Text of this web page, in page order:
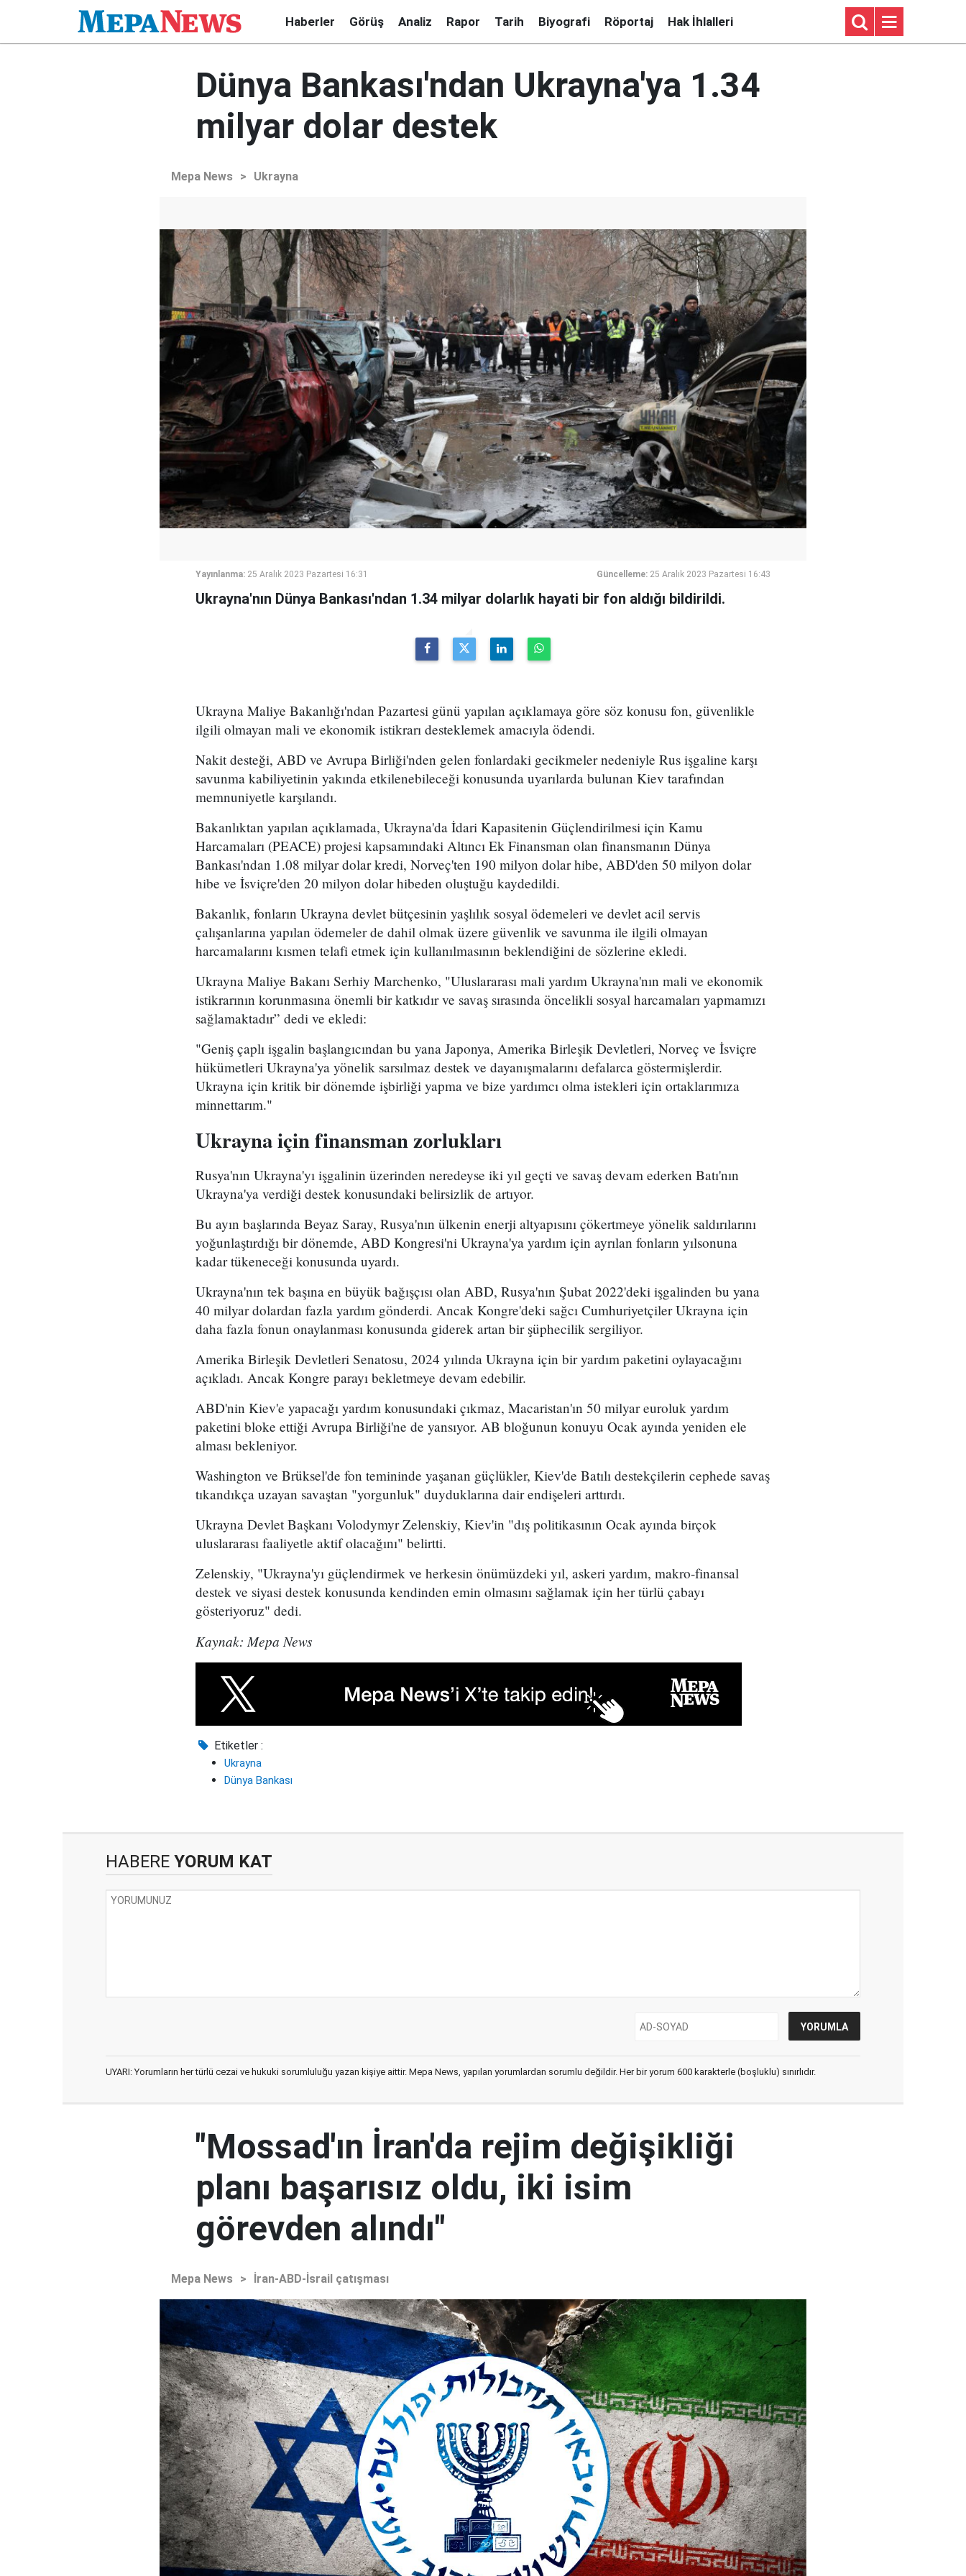
Haberler Görüş Analiz Rapor Tarih Biyografi Röportaj Hak İhlalleri
Dünya Bankası'ndan Ukrayna'ya 1.34
milyar dolar destek
Mepa News > Ukrayna
Yayınlanma: 25 Aralık 2023 Pazartesi 16:31 Güncelleme: 25 Aralık 2023 Pazartesi 16:43
Ukrayna'nın Dünya Bankası'ndan 1.34 milyar dolarlık hayati bir fon aldığı bildirildi.
Ukrayna Maliye Bakanlığı'ndan Pazartesi günü yapılan açıklamaya göre söz konusu fon, güvenlikle
ilgili olmayan mali ve ekonomik istikrarı desteklemek amacıyla ödendi.
Nakit desteği, ABD ve Avrupa Birliği'nden gelen fonlardaki gecikmeler nedeniyle Rus işgaline karşı
savunma kabiliyetinin yakında etkilenebileceği konusunda uyarılarda bulunan Kiev tarafından
memnuniyetle karşılandı.
Bakanlıktan yapılan açıklamada, Ukrayna'da İdari Kapasitenin Güçlendirilmesi için Kamu
Harcamaları (PEACE) projesi kapsamındaki Altıncı Ek Finansman olan finansmanın Dünya
Bankası'ndan 1.08 milyar dolar kredi, Norveç'ten 190 milyon dolar hibe, ABD'den 50 milyon dolar
hibe ve İsviçre'den 20 milyon dolar hibeden oluştuğu kaydedildi.
Bakanlık, fonların Ukrayna devlet bütçesinin yaşlılık sosyal ödemeleri ve devlet acil servis
çalışanlarına yapılan ödemeler de dahil olmak üzere güvenlik ve savunma ile ilgili olmayan
harcamalarını kısmen telafi etmek için kullanılmasının beklendiğini de sözlerine ekledi.
Ukrayna Maliye Bakanı Serhiy Marchenko, "Uluslararası mali yardım Ukrayna'nın mali ve ekonomik
istikrarının korunmasına önemli bir katkıdır ve savaş sırasında öncelikli sosyal harcamaları yapmamızı
sağlamaktadır” dedi ve ekledi:
"Geniş çaplı işgalin başlangıcından bu yana Japonya, Amerika Birleşik Devletleri, Norveç ve İsviçre
hükümetleri Ukrayna'ya yönelik sarsılmaz destek ve dayanışmalarını defalarca göstermişlerdir.
Ukrayna için kritik bir dönemde işbirliği yapma ve bize yardımcı olma istekleri için ortaklarımıza
minnettarım."
Ukrayna için finansman zorlukları
Rusya'nın Ukrayna'yı işgalinin üzerinden neredeyse iki yıl geçti ve savaş devam ederken Batı'nın
Ukrayna'ya verdiği destek konusundaki belirsizlik de artıyor.
Bu ayın başlarında Beyaz Saray, Rusya'nın ülkenin enerji altyapısını çökertmeye yönelik saldırılarını
yoğunlaştırdığı bir dönemde, ABD Kongresi'ni Ukrayna'ya yardım için ayrılan fonların yılsonuna
kadar tükeneceği konusunda uyardı.
Ukrayna'nın tek başına en büyük bağışçısı olan ABD, Rusya'nın Şubat 2022'deki işgalinden bu yana
40 milyar dolardan fazla yardım gönderdi. Ancak Kongre'deki sağcı Cumhuriyetçiler Ukrayna için
daha fazla fonun onaylanması konusunda giderek artan bir şüphecilik sergiliyor.
Amerika Birleşik Devletleri Senatosu, 2024 yılında Ukrayna için bir yardım paketini oylayacağını
açıkladı. Ancak Kongre parayı bekletmeye devam edebilir.
ABD'nin Kiev'e yapacağı yardım konusundaki çıkmaz, Macaristan'ın 50 milyar euroluk yardım
paketini bloke ettiği Avrupa Birliği'ne de yansıyor. AB bloğunun konuyu Ocak ayında yeniden ele
alması bekleniyor.
Washington ve Brüksel'de fon temininde yaşanan güçlükler, Kiev'de Batılı destekçilerin cephede savaş
tıkandıkça uzayan savaştan "yorgunluk" duyduklarına dair endişeleri arttırdı.
Ukrayna Devlet Başkanı Volodymyr Zelenskiy, Kiev'in "dış politikasının Ocak ayında birçok
uluslararası faaliyetle aktif olacağını" belirtti.
Zelenskiy, "Ukrayna'yı güçlendirmek ve herkesin önümüzdeki yıl, askeri yardım, makro-finansal
destek ve siyasi destek konusunda kendinden emin olmasını sağlamak için her türlü çabayı
gösteriyoruz" dedi.
Kaynak: Mepa News
Etiketler :
Ukrayna
Dünya Bankası
HABERE YORUM KAT
UYARI: Yorumların her türlü cezai ve hukuki sorumluluğu yazan kişiye aittir. Mepa News, yapılan yorumlardan sorumlu değildir. Her bir yorum 600 karakterle (boşluklu) sınırlıdır.
"Mossad'ın İran'da rejim değişikliği
planı başarısız oldu, iki isim
görevden alındı"
Mepa News > İran-ABD-İsrail çatışması